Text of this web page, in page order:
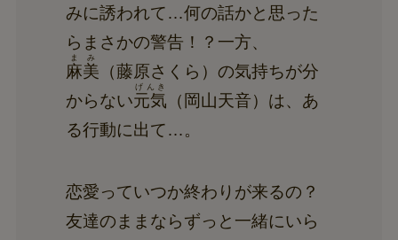
みに誘われて…何の話かと思った
らまさかの警告！？一方、
麻美
まみ
（藤原さくら）の気持ちが分
からない元気
げんき
（岡山天音）は、あ
る行動に出て…。
恋愛っていつか終わりが来るの？
友達のままならずっと一緒にいら